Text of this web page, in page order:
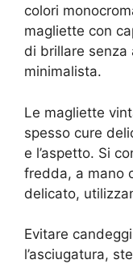
colori
magliette con
di brillare senza
minimalista.
Le magliette
spesso cure
e l’aspetto. Si
fredda, a mano
delicato,
Evitare
l’asciugatura,